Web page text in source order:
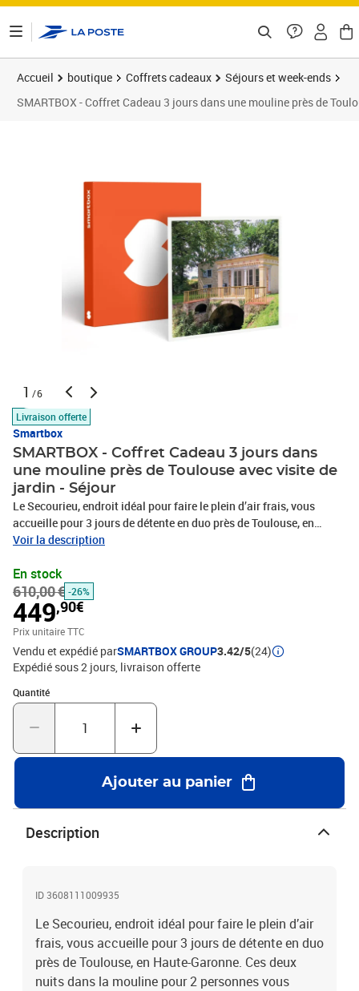
Accueil boutique Coffrets cadeaux
Séjours et week-ends
SMARTBOX - Coffret Cadeau 3 jours dans une mouline près de
1 /6
Livraison offerte
Smartbox
SMARTBOX - Coffret Cadeau 3 jours dans
une mouline près de Toulouse avec visite de
jardin - Séjour
Le Secourieu, endroit idéal pour faire le plein d’air frais, vous
accueille pour 3 jours de détente en duo près de Toulouse, en
Haute-Garonne. Ces deux nuits dans la mouline pour 2 personnes
livrer aux activités qui vous attendent. Vous aurez la possibilité
d’effectuer une visite à travers le temps dans le grand jardin à la
française datant du XVIIe siècle. Les amoureux de la nature seront
ravis de contempler les arbres séculaires, et notamment le platane
ayant obtenu le label Arbre remarquable de France, qui peuplent ce
coin tranquille. Si vous souhaitez profiter d’un moment de
relaxation en bonne et due forme, l’établissement propose aussi un
charmant bain nordique tout fait de bois. Vous pourrez également
vous délecter d’un panier gourmand tout en profitant du calme de
la campagne. Cédez donc à l’appel de la sérénité !3 jours dans une
Voir la description
En stock
610,00 € -26%
449,90€
Prix unitaire TTC
Vendu et expédié parSMARTBOX GROUP3.42/5(24)
Expédié sous 2 jours livraison offerte
Quantité
Quantité : 1
Ajouter au panier
Description
ID 3608111009935
Le Secourieu, endroit idéal pour faire le plein d’air
frais, vous accueille pour 3 jours de détente en duo
près de Toulouse, en Haute-Garonne. Ces deux
nuits dans la mouline pour 2 personnes vous